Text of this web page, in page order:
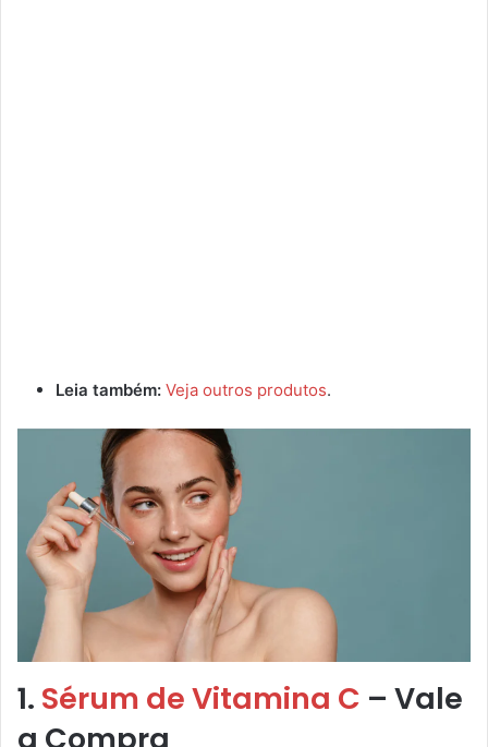
Leia também: Veja outros produtos.
1. Sérum de Vitamina C – Vale
a Compra